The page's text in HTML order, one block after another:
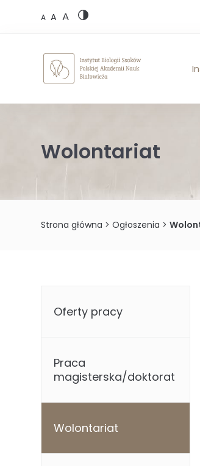
A A A
Wolontariat
Strona główna >Ogłoszenia >
Oferty pracy
Praca
magisterska/doktorat
Wolontariat